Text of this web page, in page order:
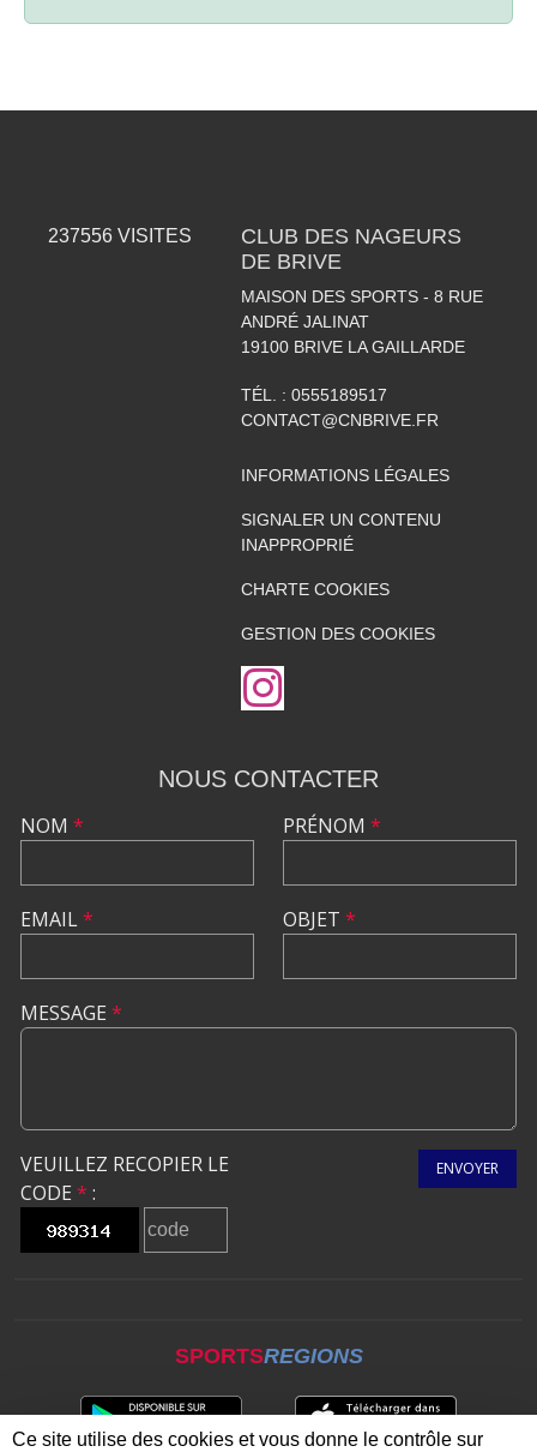
237556 VISITES
CLUB DES NAGEURS
DE BRIVE
MAISON DES SPORTS - 8 RUE
ANDRÉ JALINAT
19100 BRIVE LA GAILLARDE
TÉL. : 0555189517
CONTACT@CNBRIVE.FR
INFORMATIONS LÉGALES
SIGNALER UN CONTENU
INAPPROPRIÉ
CHARTE COOKIES
GESTION DES COOKIES
NOUS CONTACTER
NOM *
EMAIL*
PRÉNOM *
OBJET *
MESSAGE *
VEUILLEZ RECOPIER LE
CODE * :
ENVOYER
SPORTSREGIONS
Ce site utilise des cookies et vous donne le contrôle sur